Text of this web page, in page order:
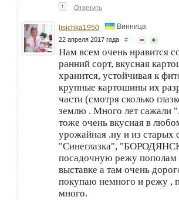
↑ Ответить
lisichka1950 Винница
22 апреля 2017 года #
Нам всем очень нравится
ранний сорт, вкусная
хранится, устойчивая к
крупные картошины их
части (смотря сколько
землю . Много лет
тоже очень вкусная в
урожайная .ну и из старых
"Синеглазка",
посадочную режу
выставке а там очень
покупаю немного и режу ,
много.